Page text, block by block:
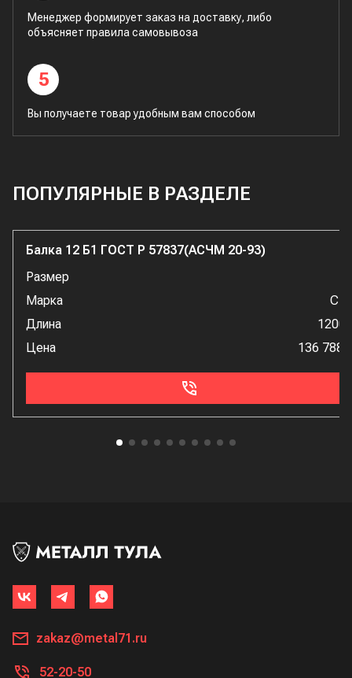
Менеджер формирует заказ на доставку, либо
объясняет правила самовывоза
5
Вы получаете товар удобным вам способом
ПОПУЛЯРНЫЕ В РАЗДЕЛЕ
Балка 12 Б1 ГОСТ Р 57837(АСЧМ 20-93)
Размер
Марка
Ст3
Длина
12000
Цена
136 788 ₽
zakaz@metal71.ru
52-20-50